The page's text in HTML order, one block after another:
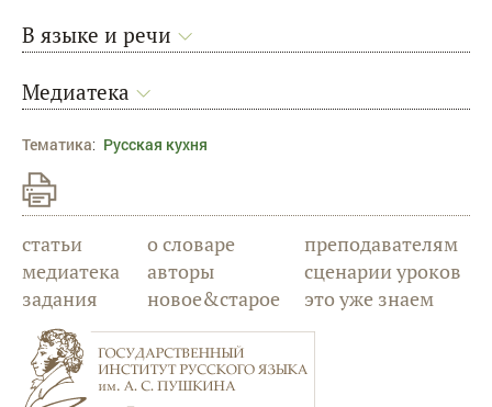
В языке и речи
Медиатека
Тематика: Русская кухня
статьи
медиатека
задания
о словаре
авторы
новое&старое
преподавателям
сценарии уроков
это уже знаем